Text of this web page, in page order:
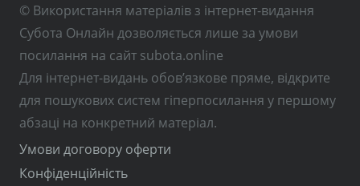
© Використання матеріалів з інтернет-видання
Субота Онлайн дозволяється лише за умови
посилання на сайт subota.online
Для інтернет-видань обов’язкове пряме, відкрите
для пошукових систем гіперпосилання у першому
абзаці на конкретний матеріал.
Умови договору оферти
Конфіденційність